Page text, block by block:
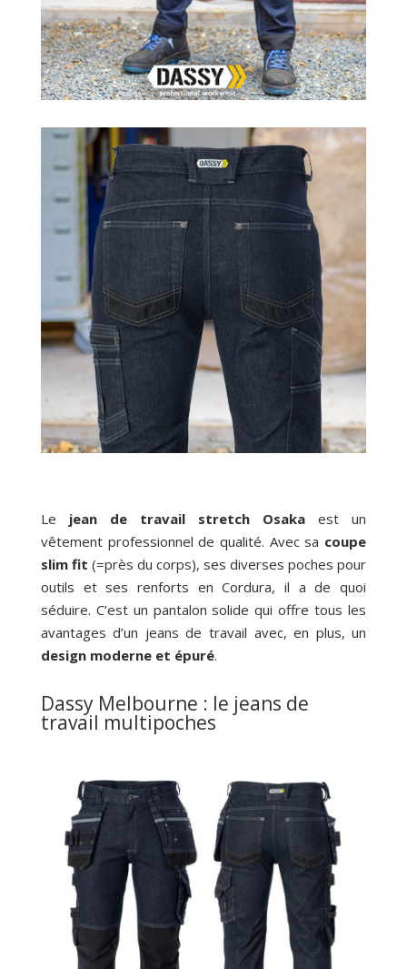
Le jean de travail stretch Osaka est un
vêtement professionnel de qualité. Avec sa coupe
slim fit (=près du corps), ses diverses poches pour
outils et ses renforts en Cordura, il a de quoi
séduire. C’est un pantalon solide qui offre tous les
avantages d’un jeans de travail avec, en plus, un
design moderne et épuré.
Dassy Melbourne : le jeans de
travail multipoches